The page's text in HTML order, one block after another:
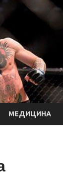
МЕДИЦИНА